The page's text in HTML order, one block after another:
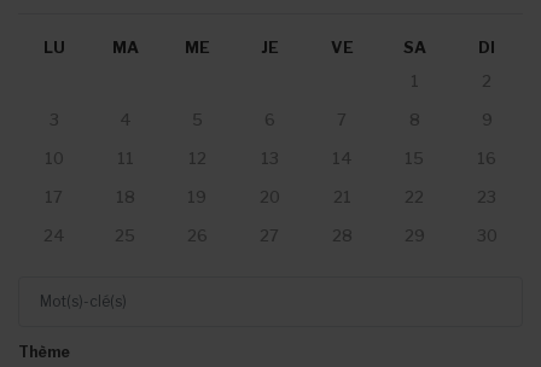
LU MA ME JE VE SA
DI
1
2
3
4 5 6 7 8
9
10
11 12 13 14 15
16
17
18 19 20 21 22
23
24
25 26 27 28 29 30
Thème